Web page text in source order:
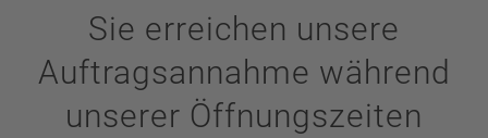
Sie erreichen unsere
Auftragsannahme während
unserer Öffnungszeiten